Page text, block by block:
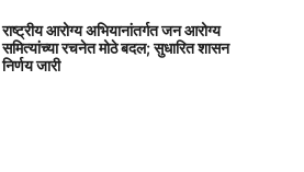
राष्ट्रीय आरोग्य अभियानांतर्गत जन आरोग्य
समित्यांच्या रचनेत मोठे बदल; सुधारित शासन
निर्णय जारी